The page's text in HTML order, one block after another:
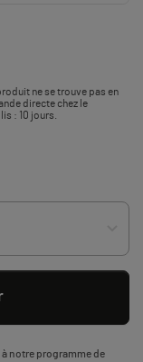
ne se trouve pas en
directe chez le
: 10 jours.
à notre programme de